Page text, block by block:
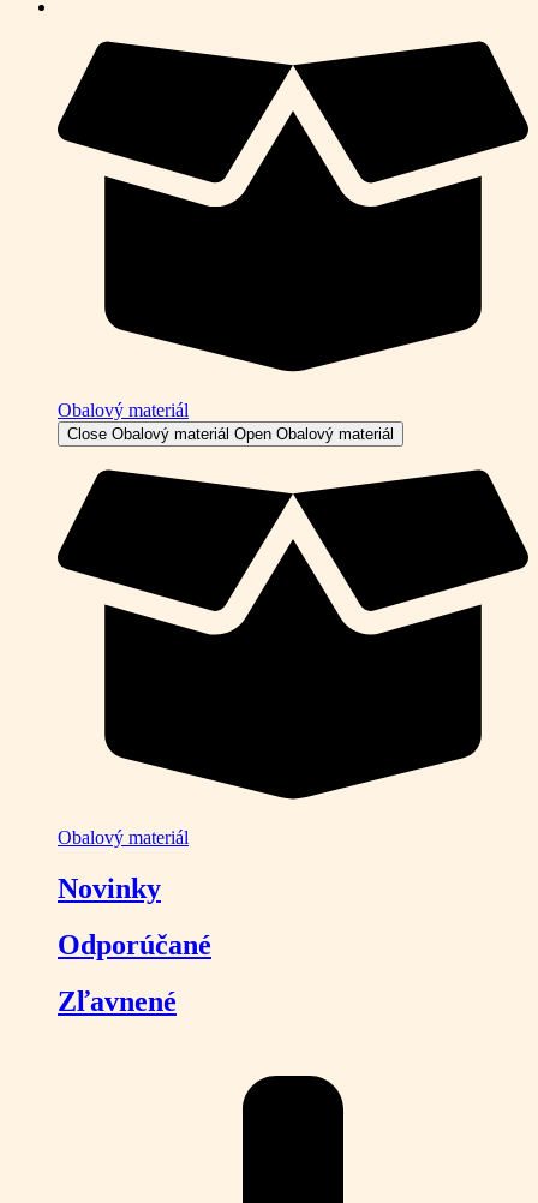
Obalový materiál
Close Obalový materiál Open Obalový materiál
Obalový materiál
Novinky
Odporúčané
Zľavnené